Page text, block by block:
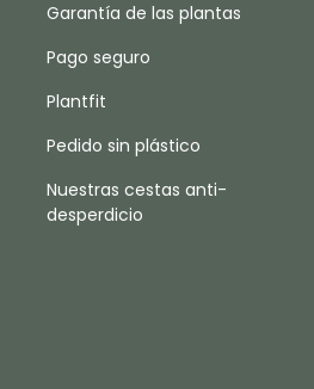
Garantía de las plantas
Pago seguro
Plantfit
Pedido sin plástico
Nuestras cestas anti-
desperdicio